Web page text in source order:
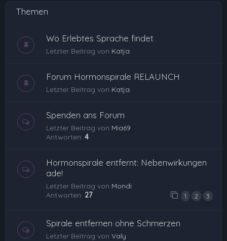
Themen
Wo Erlebtes Sprache findet
Letzter Beitrag von Katja
Forum Hormonspirale RELAUNCH
Letzter Beitrag von Katja
Spenden ans Forum
Letzter Beitrag von Mia69
Antworten: 4
Hormonspirale entfernt: Nebenwirkungen
ade!
Letzter Beitrag von Mondi
Antworten: 27 1 2 3
Spirale entfernen ohne Schmerzen
Letzter Beitrag von Valy